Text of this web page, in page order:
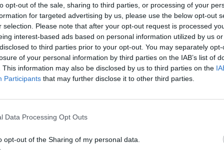
opt-out of the sale, sharing to third parties, or processing of your
for targeted advertising by us, please use the below opt-out
selection. Please note that after your opt-out request is processed
interest-based ads based on personal information utilized by us
to third parties prior to your opt-out. You may separately
of your personal information by third parties on the IAB’s list of
This information may also be disclosed by us to third parties on the
Participants that may further disclose it to other third parties.
Data Processing Opt Outs
opt-out of the Sharing of my personal data.
kanadai miniszterelnök határozott
vámokkal lép fel, Kanada válaszolni fog - és
készít elő, amelyek értéke állítólag több milliárd
MEGÉRI VÁLTANI!
számlavezetés. A
konstrukciót is találhatunk, amelyek esetében